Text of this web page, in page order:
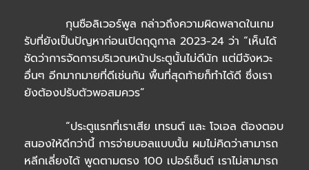
กุนซือลิเวอร์พูล กล่าวถึงความผิดพลาดในเกม
รับที่ยังเป็นปัญหาก่อนเปิดฤดูกาล 2023-24 ว่า “เห็นได้
ชัดว่าการจัดการบริเวณหน้าประตูนั้นไม่ดีนัก แต่มีจังหวะ
อื่นๆ อีกมากมายที่ดีเช่นกัน พื้นที่สุดท้ายก็ทำได้ดี ซึ่งเรา
ยังต้องปรับตัวพอสมควร”
“ประตูแรกที่เราเสีย เทรนต์ และ โจเอล ต้องตอบ
สนองให้ดีกว่านี้ การจ่ายบอลแบบนั้น ผมไม่คิดว่าสามารถ
หลีกเลี่ยงได้ พูดตามตรง 100 เปอร์เซ็นต์ เราไม่สามารถ